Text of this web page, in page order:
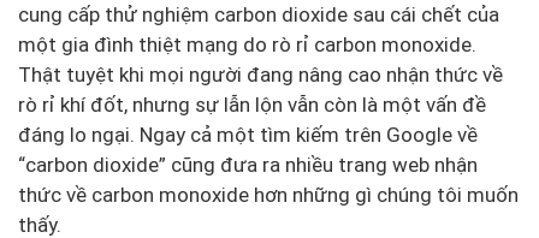
cung cấp thử nghiệm carbon dioxide sau cái chết của
một gia đình thiệt mạng do rò rỉ carbon monoxide.
Thật tuyệt khi mọi người đang nâng cao nhận thức về
rò rỉ khí đốt, nhưng sự lẫn lộn vẫn còn là một vấn đề
đáng lo ngại. Ngay cả một tìm kiếm trên Google về
“carbon dioxide” cũng đưa ra nhiều trang web nhận
thức về carbon monoxide hơn những gì chúng tôi muốn
thấy.